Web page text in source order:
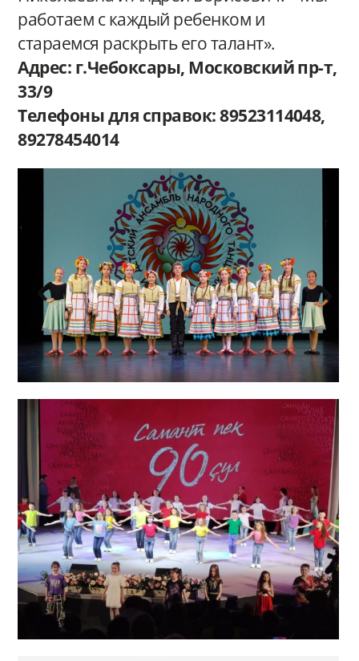
работаем с каждый ребенком и
стараемся раскрыть его талант».
Адрес: г.Чебоксары, Московский пр-т,
33/9
Телефоны для справок: 89523114048,
89278454014